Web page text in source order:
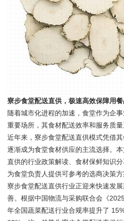
寮步食堂配送直供，极速高效保障用
随着城市化进程的加速，食堂作为企
重要场所，其食材配送效率和服务质量
近年来，寮步食堂配送直供模式凭借
逐渐成为食堂食材供应的主流选择。
直供的行业政策解读、食材保鲜知识
为食堂负责人提供可参考的选商决策方
寮步食堂配送直供行业正迎来快速发
善。根据中国物流与采购联合会《
年全国蔬菜配送行业合规率提升了